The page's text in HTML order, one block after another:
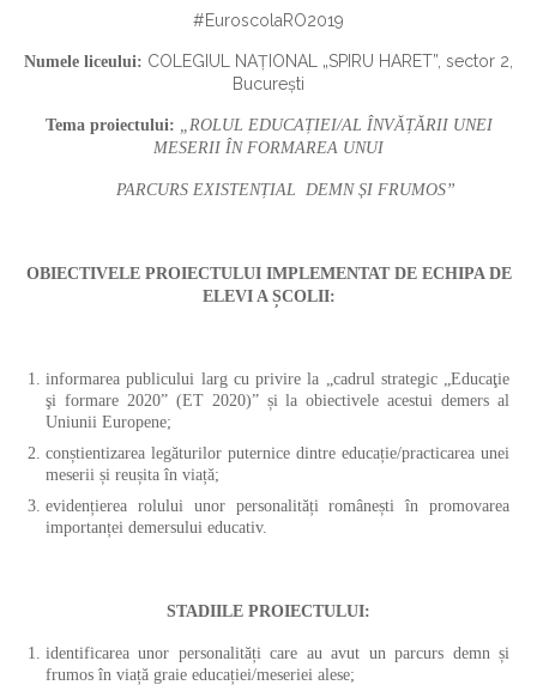
#EuroscolaRO2019
Numele liceului: COLEGIUL NAŢIONAL „SPIRU HARET”, sector 2,
Bucureşti
Tema proiectului: „ROLUL EDUCAȚIEI/AL ÎNVĂȚĂRII UNEI
MESERII ÎN FORMAREA UNUI
PARCURS EXISTENȚIAL DEMN ȘI FRUMOS”
OBIECTIVELE PROIECTULUI IMPLEMENTAT DE ECHIPA DE
ELEVI A ȘCOLII:
informarea publicului larg cu privire la „cadrul strategic „Educaţie
şi formare 2020” (ET 2020)” și la obiectivele acestui demers al
Uniunii Europene;
conștientizarea legăturilor puternice dintre educație/practicarea unei
meserii și reușita în viață;
evidențierea rolului unor personalități românești în promovarea
importanței demersului educativ.
STADIILE PROIECTULUI:
identificarea unor personalități care au avut un parcurs demn și
frumos în viață graie educației/meseriei alese;